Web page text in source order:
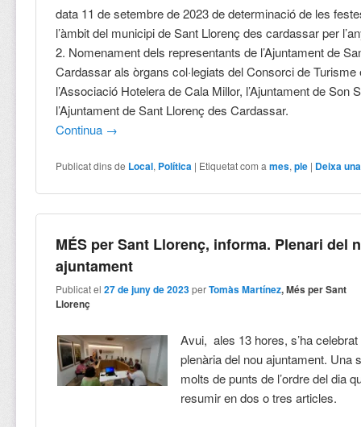
data 11 de setembre de 2023 de determinació de les
l’àmbit del municipi de Sant Llorenç des cardassar per
2. Nomenament dels representants de l’Ajuntament de
Cardassar als òrgans col·legiats del Consorci de Turisme
l’Associació Hotelera de Cala Millor, l’Ajuntament de Son
l’Ajuntament de Sant Llorenç des Cardassar.
Continua →
Publicat dins de Local, Política | Etiquetat com a mes,ple | Deixa
MÉS per Sant Llorenç, informa. Plenari del
ajuntament
Publicat el27 de juny de 2023 perTomàs Martínez, Més per Sant
Llorenç
Avui, ales 13 hores, s’ha
plenària del nou ajuntament. Una
molts de punts de l’ordre del dia
resumir en dos o tres articles.